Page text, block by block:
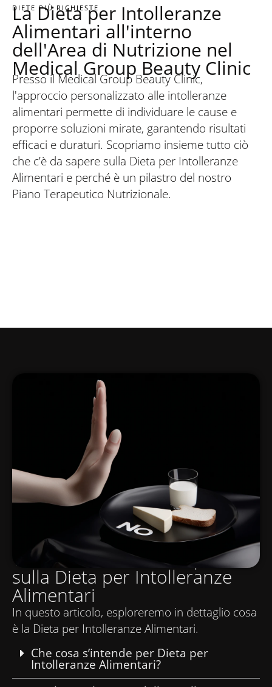
DIETE PIÙ RICHIESTE
La Dieta per Intolleranze
Alimentari all'interno
dell'Area di Nutrizione nel
Medical Group Beauty Clinic
Presso il Medical Group Beauty Clinic,
l'approccio personalizzato alle intolleranze
alimentari permette di individuare le cause e
proporre soluzioni mirate, garantendo risultati
efficaci e duraturi. Scopriamo insieme tutto ciò
che c’è da sapere sulla Dieta per Intolleranze
Alimentari e perché è un pilastro del nostro
Piano Terapeutico Nutrizionale.
Tutto ciò che c'è da sapere
sulla Dieta per Intolleranze
Alimentari
In questo articolo, esploreremo in dettaglio cosa
è la Dieta per Intolleranze Alimentari.
Che cosa s’intende per Dieta per
Intolleranze Alimentari?